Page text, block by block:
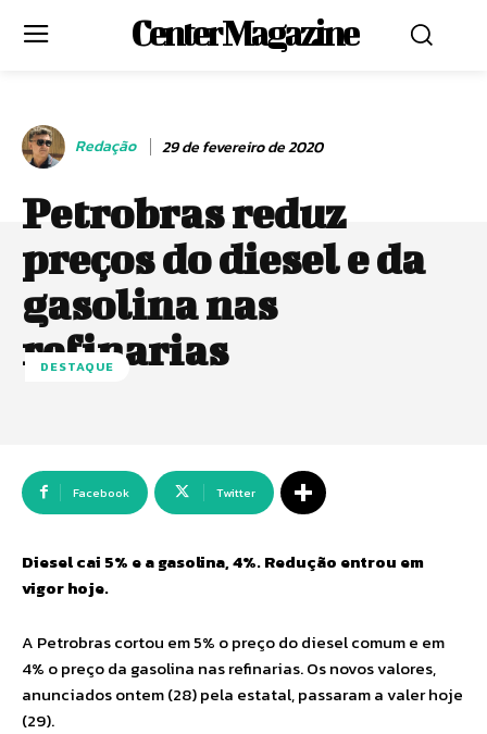
Center Magazine
Redação 29 de fevereiro de 2020
Petrobras reduz
preços do diesel e da
gasolina nas
refinarias
DESTAQUE
Facebook Twitter
Diesel cai 5% e a gasolina, 4%. Redução entrou em
vigor hoje.
A Petrobras cortou em 5% o preço do diesel comum e em
4% o preço da gasolina nas refinarias. Os novos valores,
anunciados ontem (28) pela estatal, passaram a valer hoje
(29).